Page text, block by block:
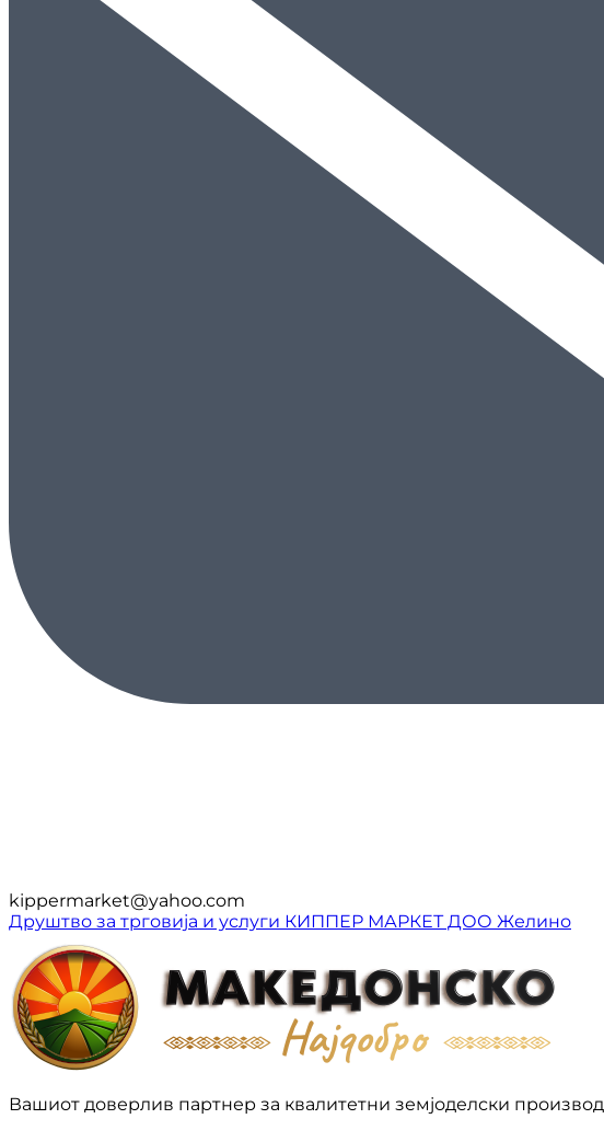
kippermarket@yahoo.com
Друштво за трговија и услуги КИППЕР МАРКЕТ ДОО Желино
Вашиот доверлив партнер за квалитетни земјоделски